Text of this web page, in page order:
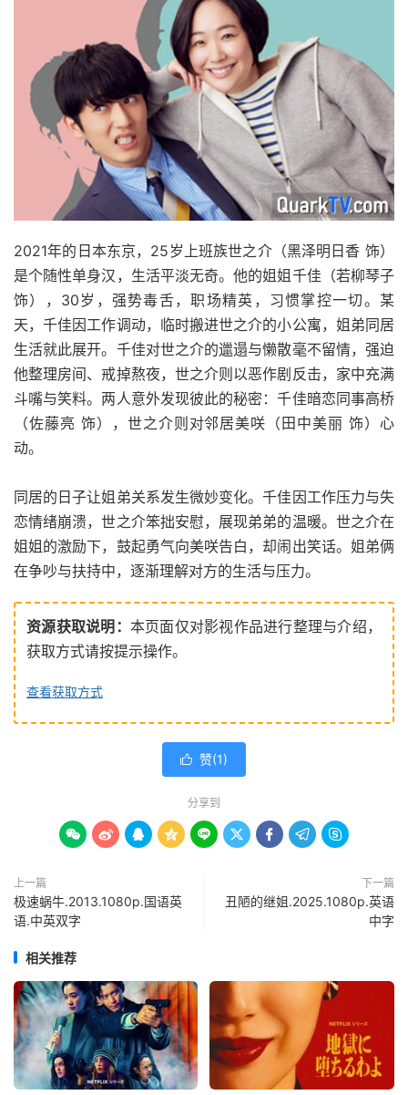
2021年的日本东京，25岁上班族世之介（黑泽明日香 饰）
是个随性单身汉，生活平淡无奇。他的姐姐千佳（若柳琴子
饰），30岁，强势毒舌，职场精英，习惯掌控一切。某
天，千佳因工作调动，临时搬进世之介的小公寓，姐弟同居
生活就此展开。千佳对世之介的邋遢与懒散毫不留情，强迫
他整理房间、戒掉熬夜，世之介则以恶作剧反击，家中充满
斗嘴与笑料。两人意外发现彼此的秘密：千佳暗恋同事高桥
（佐藤亮 饰），世之介则对邻居美咲（田中美丽 饰）心
动。
同居的日子让姐弟关系发生微妙变化。千佳因工作压力与失
恋情绪崩溃，世之介笨拙安慰，展现弟弟的温暖。世之介在
姐姐的激励下，鼓起勇气向美咲告白，却闹出笑话。姐弟俩
在争吵与扶持中，逐渐理解对方的生活与压力。
资源获取说明： 本页面仅对影视作品进行整理与介绍，
获取方式请按提示操作。
查看获取方式
 赞(1)
分享到
        
上一篇
极速蜗牛.2013.1080p.国语英
语.中英双字
下一篇
丑陋的继姐.2025.1080p.英语
中字
相关推荐